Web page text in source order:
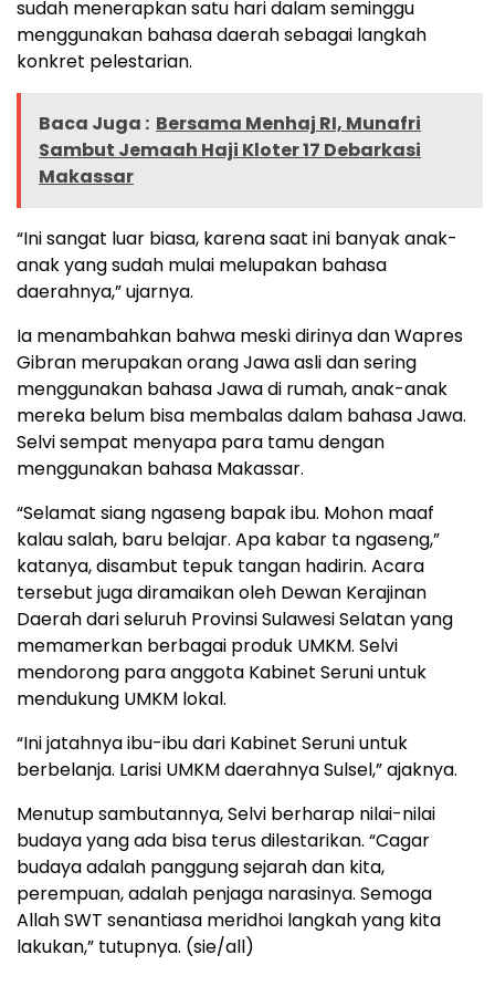
sudah menerapkan satu hari dalam seminggu
menggunakan bahasa daerah sebagai langkah
konkret pelestarian.
Baca Juga : Bersama Menhaj RI, Munafri
Sambut Jemaah Haji Kloter 17 Debarkasi
Makassar
“Ini sangat luar biasa, karena saat ini banyak anak-
anak yang sudah mulai melupakan bahasa
daerahnya,” ujarnya.
Ia menambahkan bahwa meski dirinya dan Wapres
Gibran merupakan orang Jawa asli dan sering
menggunakan bahasa Jawa di rumah, anak-anak
mereka belum bisa membalas dalam bahasa Jawa.
Selvi sempat menyapa para tamu dengan
menggunakan bahasa Makassar.
“Selamat siang ngaseng bapak ibu. Mohon maaf
kalau salah, baru belajar. Apa kabar ta ngaseng,”
katanya, disambut tepuk tangan hadirin. Acara
tersebut juga diramaikan oleh Dewan Kerajinan
Daerah dari seluruh Provinsi Sulawesi Selatan yang
memamerkan berbagai produk UMKM. Selvi
mendorong para anggota Kabinet Seruni untuk
mendukung UMKM lokal.
“Ini jatahnya ibu-ibu dari Kabinet Seruni untuk
berbelanja. Larisi UMKM daerahnya Sulsel,” ajaknya.
Menutup sambutannya, Selvi berharap nilai-nilai
budaya yang ada bisa terus dilestarikan. “Cagar
budaya adalah panggung sejarah dan kita,
perempuan, adalah penjaga narasinya. Semoga
Allah SWT senantiasa meridhoi langkah yang kita
lakukan,” tutupnya. (sie/all)